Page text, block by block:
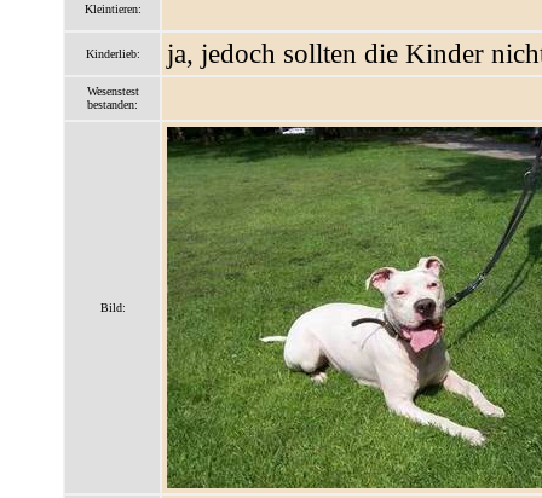
Kleintieren:
Kinderlieb: ja, jedoch sollten die Kinder
Wesenstest
bestanden:
Bild: